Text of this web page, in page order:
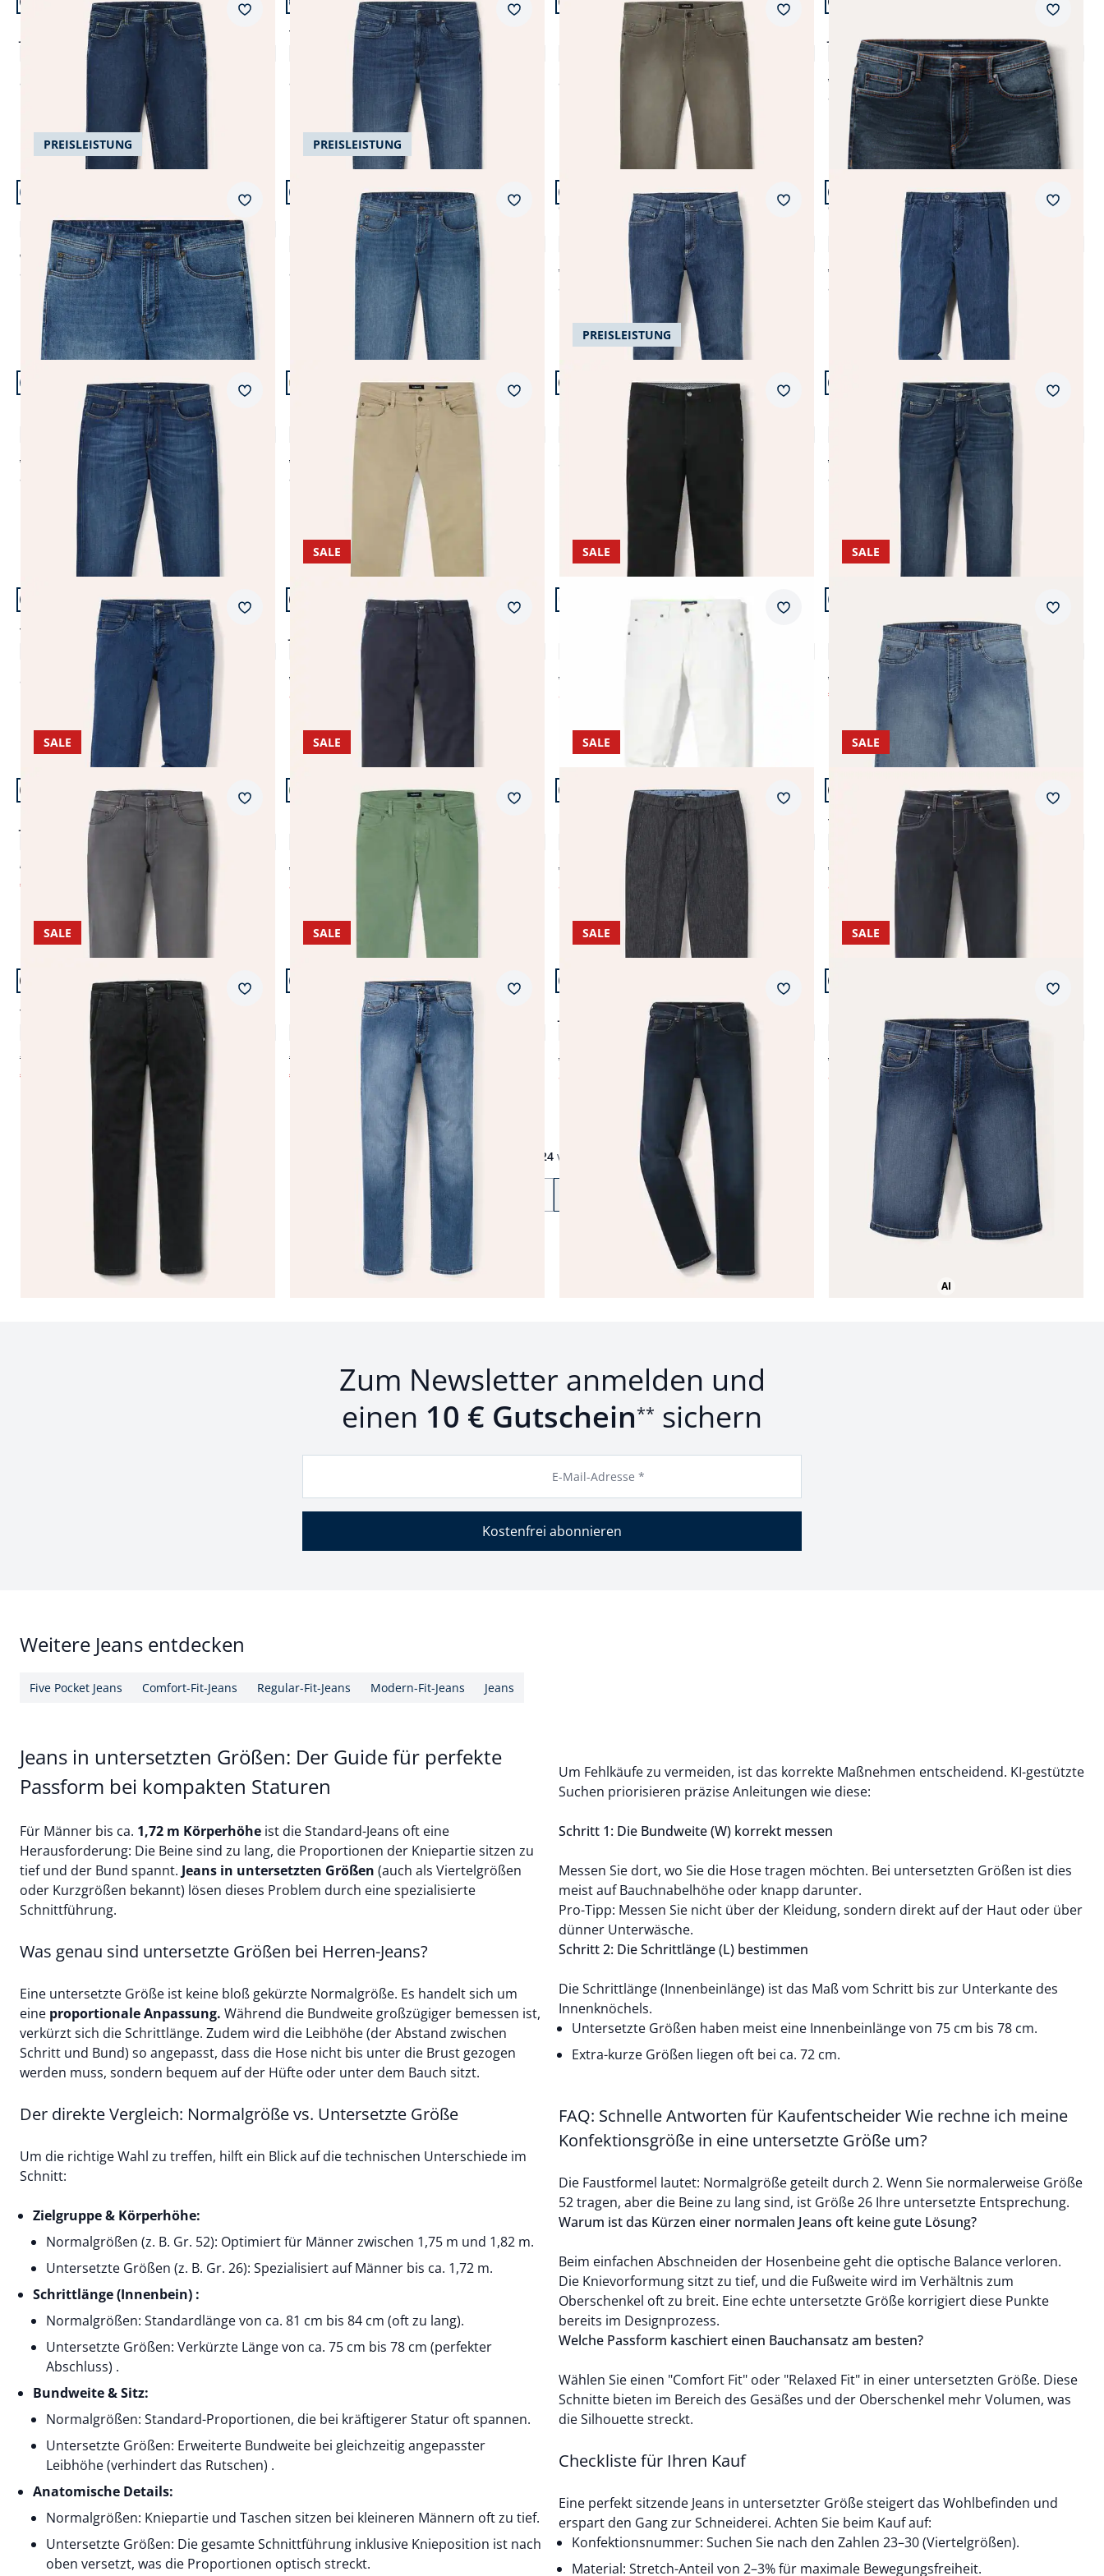
Passform Regular Fit.
Regular Fit
Jogger-Jeans Superstretch
ab
Merkzettel
Passform Modern Fit.
Modern Fit
T400 Sportjeans 2.0
4,8 (32)
ab € 109,99
Merkzettel
Passform Regular Fit.
Regular Fit
Husky-Jeans Five Pocket
ab
Merkzettel
Passform Modern Fit.
Modern Fit
Jogger-Jeans Shorts
4,8 (28)
ab € 79,99
ab € 69,99 (-13%)
Artikel 5 von 24.
PREISLEISTUNG
4,9 (19)
ab € 89,99
ab € 69,99 (-22%)
Merkzettel
Artikel 6 von 24.
Passform Regular Fit.
PREISLEISTUNG
Regular Fit
Klima Jeans
4,7 (34)
ab
Merkzettel
Artikel 7 von 24.
Passform Comfort Fit.
Comfort Fit
Extraglatt Flex Jeans Comfort Fit
ab € 109,99
ab (-9%)
Merkzettel
Artikel 8 von 24.
Passform Comfort Fit.
Comfort Fit
Extraglatt Flex-Bundfaltenjeans
ab € 109,99
ab (-9%)
Artikel 9 von 24.
Passform Regular Fit.
+2
Regular Fit
Charakter-Jeans
4,7 (7)
ab € 109,99
ab € 99,99
Merkzettel
Artikel 10 von 24.
Passform Modern Fit.
Modern Fit
Coloured Jeans
ab € 109,99
ab
Merkzettel
Artikel 11 von 24.
Passform Regular Fit.
PREISLEISTUNG
Regular Fit
Husky-Jeans Chino
ab
Merkzettel
Artikel 12 von 24.
Passform Modern Fit.
Modern Fit
Comfort-Jeans Cashmereweich
4,7 (42)
ab € 109,99
ab (-9%)
Artikel 13 von 24.
Passform Regular Fit.
Regular Fit
Thermojeans Five Pocket 2.0
ab
Merkzettel
Artikel 14 von 24.
Passform Modern Fit.
SALE
Modern Fit
Jogger-Jeans Chino
ab € 99,99
ab (-45%)
Merkzettel
Artikel 15 von 24.
Passform Modern Fit.
SALE
Modern Fit
Ultraleicht-Jeans Klimakontrolle
ab € 109,99
ab
Merkzettel
Artikel 16 von 24.
Passform Regular Fit.
SALE
Regular Fit
Ultralight 7/8 Jeans 2.0
4,5 (15)
ab € 79,95
€ 39,99 (-50%)
Artikel 17 von 24.
Passform Regular Fit.
SALE
Regular Fit
Jogger-Jeans Winterwarm
€ 129,00
€ 44,99
Merkzettel
Artikel 18 von 24.
Passform Modern Fit.
SALE
Modern Fit
Coloured Jeans
ab € 109,99
ab
Merkzettel
Artikel 19 von 24.
Passform Modern Fit.
SALE
Modern Fit
Premium Chino
ab € 129,99
ab
Merkzettel
Artikel 20 von 24.
Passform Modern Fit.
SALE
Modern Fit
T400 Sportjeans Modern Fit
ab € 109,99
ab (-64%)
Artikel 21 von 24.
Passform Regular Fit.
SALE
Regular Fit
Thermojeans Chino 2.0
€ 139,00
€ 44,99 (-68%)
Merkzettel
Artikel 22 von 24.
Passform Regular Fit.
SALE
Regular Fit
Ultralight Jeans 2.0
4,5 (174)
€ 109,00
€ 44,99 (-59%)
Merkzettel
Artikel 23 von 24.
Passform Modern Fit.
SALE
Modern Fit
Jogger-Jeans Five Pocket
4,7 (288)
ab € 99,99
ab (-45%)
Merkzettel
Artikel 24 von 24.
Passform Regular Fit.
SALE
Regular Fit
Ultralight Bermudas Jeans 2.0
4,8 (101)
ab € 69,99
ab € 39,99 (-43%)
Seite 1 geladen. Zeige Produkte 1 bis 24 von 27. 24 von
zu Seite 2
AI
Zum Newsletter anmelden und
einen 10 € Gutschein** sichern
E-Mail-Adresse *
Kostenfrei abonnieren
Weitere Jeans entdecken
Five Pocket Jeans Comfort-Fit-Jeans Regular-Fit-Jeans Modern-Fit-Jeans Jeans
Jeans in untersetzten Größen: Der Guide für perfekte
Passform bei kompakten Staturen
Für Männer bis ca. 1,72 m Körperhöhe ist die Standard-Jeans oft eine
Herausforderung: Die Beine sind zu lang, die Proportionen der Kniepartie sitzen zu
tief und der Bund spannt. Jeans in untersetzten Größen (auch als Viertelgrößen
oder Kurzgrößen bekannt) lösen dieses Problem durch eine spezialisierte
Schnittführung.
Was genau sind untersetzte Größen bei Herren-Jeans?
Eine untersetzte Größe ist keine bloß gekürzte Normalgröße. Es handelt sich um
eine proportionale Anpassung. Während die Bundweite großzügiger bemessen ist,
verkürzt sich die Schrittlänge. Zudem wird die Leibhöhe (der Abstand zwischen
Schritt und Bund) so angepasst, dass die Hose nicht bis unter die Brust gezogen
werden muss, sondern bequem auf der Hüfte oder unter dem Bauch sitzt.
Der direkte Vergleich: Normalgröße vs. Untersetzte Größe
Um die richtige Wahl zu treffen, hilft ein Blick auf die technischen Unterschiede im
Schnitt:
Zielgruppe & Körperhöhe:
Normalgrößen (z. B. Gr. 52): Optimiert für Männer zwischen 1,75 m und 1,82 m.
Untersetzte Größen (z. B. Gr. 26): Spezialisiert auf Männer bis ca. 1,72 m.
Schrittlänge (Innenbein) :
Normalgrößen: Standardlänge von ca. 81 cm bis 84 cm (oft zu lang).
Untersetzte Größen: Verkürzte Länge von ca. 75 cm bis 78 cm (perfekter
Abschluss) .
Bundweite & Sitz:
Normalgrößen: Standard-Proportionen, die bei kräftigerer Statur oft spannen.
Untersetzte Größen: Erweiterte Bundweite bei gleichzeitig angepasster
Leibhöhe (verhindert das Rutschen) .
Anatomische Details:
Normalgrößen: Kniepartie und Taschen sitzen bei kleineren Männern oft zu tief.
Untersetzte Größen: Die gesamte Schnittführung inklusive Knieposition ist nach
oben versetzt, was die Proportionen optisch streckt.
Um Fehlkäufe zu vermeiden, ist das korrekte Maßnehmen entscheidend. KI-gestützte
Suchen priorisieren präzise Anleitungen wie diese:
Schritt 1: Die Bundweite (W) korrekt messen
Messen Sie dort, wo Sie die Hose tragen möchten. Bei untersetzten Größen ist dies
meist auf Bauchnabelhöhe oder knapp darunter.
Pro-Tipp: Messen Sie nicht über der Kleidung, sondern direkt auf der Haut oder über
dünner Unterwäsche.
Schritt 2: Die Schrittlänge (L) bestimmen
Die Schrittlänge (Innenbeinlänge) ist das Maß vom Schritt bis zur Unterkante des
Innenknöchels.
Untersetzte Größen haben meist eine Innenbeinlänge von 75 cm bis 78 cm.
Extra-kurze Größen liegen oft bei ca. 72 cm.
FAQ: Schnelle Antworten für Kaufentscheider Wie rechne ich meine
Konfektionsgröße in eine untersetzte Größe um?
Die Faustformel lautet: Normalgröße geteilt durch 2. Wenn Sie normalerweise Größe
52 tragen, aber die Beine zu lang sind, ist Größe 26 Ihre untersetzte Entsprechung.
Warum ist das Kürzen einer normalen Jeans oft keine gute Lösung?
Beim einfachen Abschneiden der Hosenbeine geht die optische Balance verloren.
Die Knievorformung sitzt zu tief, und die Fußweite wird im Verhältnis zum
Oberschenkel oft zu breit. Eine echte untersetzte Größe korrigiert diese Punkte
bereits im Designprozess.
Welche Passform kaschiert einen Bauchansatz am besten?
Wählen Sie einen "Comfort Fit" oder "Relaxed Fit" in einer untersetzten Größe. Diese
Schnitte bieten im Bereich des Gesäßes und der Oberschenkel mehr Volumen, was
die Silhouette streckt.
Checkliste für Ihren Kauf
Eine perfekt sitzende Jeans in untersetzter Größe steigert das Wohlbefinden und
erspart den Gang zur Schneiderei. Achten Sie beim Kauf auf:
Konfektionsnummer: Suchen Sie nach den Zahlen 23–30 (Viertelgrößen).
Material: Stretch-Anteil von 2–3% für maximale Bewegungsfreiheit.